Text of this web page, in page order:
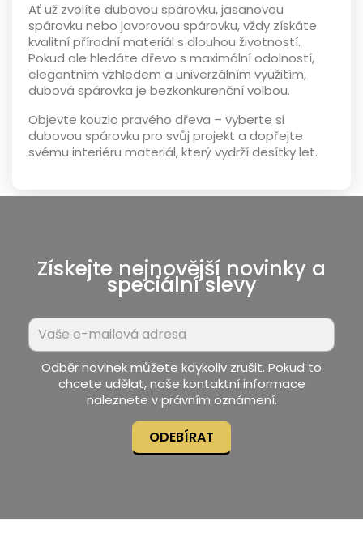
Ať už zvolíte dubovou spárovku,jasanovou
spárovku nebo javorovou spárovku, vždy získáte
kvalitní přírodní materiál s dlouhou životností.
Pokud ale hledáte dřevo s maximální odolností,
elegantním vzhledem a univerzálním využitím,
dubová spárovka je bezkonkurenční volbou.
Objevte kouzlo pravého dřeva – vyberte si
dubovou spárovku pro svůj projekt a dopřejte
svému interiéru materiál, který vydrží desítky let.
Získejte nejnovější novinky a
speciální slevy
Odběr novinek můžete kdykoliv zrušit. Pokud to
chcete udělat, naše kontaktní informace
naleznete v právním oznámení.